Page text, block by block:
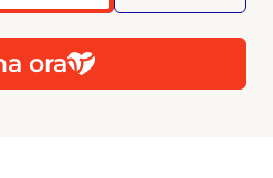
ora